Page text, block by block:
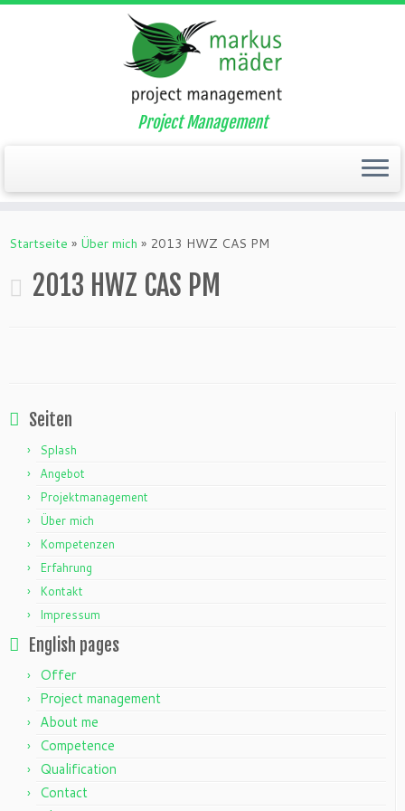
Inhalt
Project Management
Startseite » Über mich » 2013 HWZ CAS PM
2013 HWZ CAS PM
Seiten
Splash
Angebot
Projektmanagement
Über mich
Kompetenzen
Erfahrung
Kontakt
Impressum
English pages
Offer
Project management
About me
Competence
Qualification
Contact